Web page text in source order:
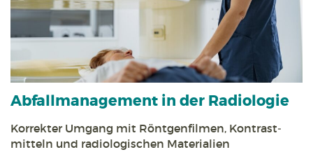
Abfall­management in der Radiologie
Korrekter Umgang mit Röntgen­filmen, Kontrast­
mitteln und radiologischen Materialien